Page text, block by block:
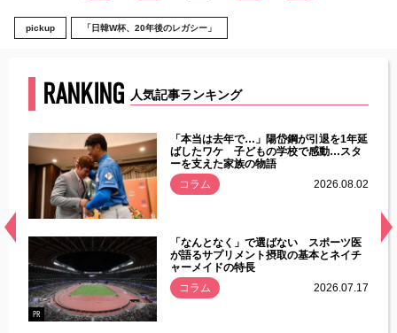
pickup 「日韓W杯、20年後のレガシー」
RANKING 人気記事ランキング
常
「本当は去年で…」陽岱鋼が引退を1年延
ばしたワケ 子どもの学校で感動…スタ
ーを支えた家族の物語
コラム
2026.08.02
PR
「なんとなく」で選ばない スポーツ医
が語るサプリメント摂取の基本とネイチ
ャーメイドの特長
コラム
2026.07.17